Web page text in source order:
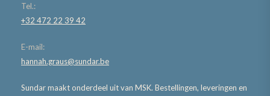
Tel.:
+32 472 22 39 42
E-mail:
hannah.graus@sundar.be
Sundar maakt onderdeel uit van MSK. Bestellingen, leveringen en